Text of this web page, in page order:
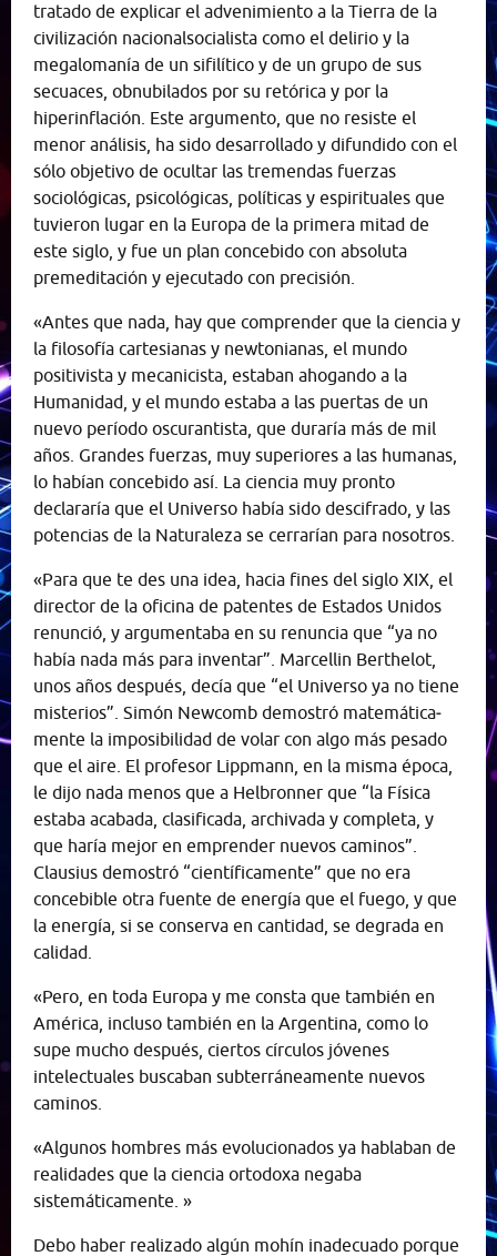
tratado de explicar el advenimiento a la Tierra de la
civilización nacionalsocialista como el delirio y la
megalomanía de un sifilítico y de un grupo de sus
secuaces, obnubilados por su retórica y por la
hiperinflación. Este argumento, que no resiste el
menor análisis, ha sido desarrollado y difundido con el
sólo objetivo de ocultar las tremendas fuerzas
sociológicas, psicológicas, políticas y espirituales que
tuvieron lugar en la Europa de la primera mitad de
este siglo, y fue un plan concebido con absoluta
premeditación y ejecutado con precisión.
«Antes que nada, hay que comprender que la ciencia y
la filosofía cartesianas y newtonianas, el mundo
positivista y mecanicista, estaban ahogando a la
Humanidad, y el mundo estaba a las puertas de un
nuevo período oscurantista, que duraría más de mil
años. Grandes fuerzas, muy superiores a las humanas,
lo habían concebido así. La ciencia muy pronto
declararía que el Universo había sido descifrado, y las
potencias de la Naturaleza se cerrarían para nosotros.
«Para que te des una idea, hacia fines del siglo XIX, el
director de la oficina de patentes de Estados Unidos
renunció, y argumentaba en su renuncia que “ya no
había nada más para inventar”. Marcellin Berthelot,
unos años después, decía que “el Universo ya no tiene
misterios”. Simón Newcomb demostró matemática­
mente la imposibilidad de volar con algo más pesado
que el aire. El profesor Lippmann, en la misma época,
le dijo nada menos que a Helbronner que “la Física
estaba acabada, clasificada, archivada y completa, y
que haría mejor en emprender nuevos ca­minos”.
Clausius demostró “científicamente” que no era
conce­bible otra fuente de energía que el fuego, y que
la energía, si se conserva en cantidad, se degrada en
calidad.
«Pero, en toda Europa y me consta que también en
América, incluso también en la Argentina, como lo
supe mucho después, ciertos círculos jóvenes
intelectuales buscaban subterráneamente nuevos
caminos.
«Algunos hombres más evolucionados ya hablaban de
realidades que la ciencia ortodoxa negaba
sistemáticamente. »
Debo haber realizado algún mohín inadecuado porque